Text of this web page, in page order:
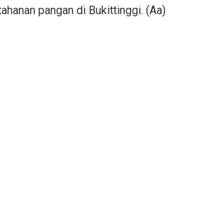
pangan di Bukittinggi. (Aa)